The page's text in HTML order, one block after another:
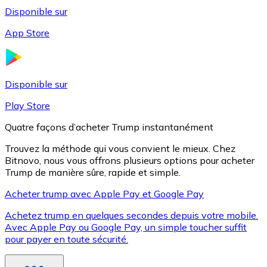
XRP
XRP
Disponible sur
App Store
Disponible sur
Play Store
Quatre façons d’acheter Trump instantanément
Trouvez la méthode qui vous convient le mieux. Chez
Bitnovo, nous vous offrons plusieurs options pour acheter
Trump de manière sûre, rapide et simple.
Acheter trump avec Apple Pay et Google Pay
Achetez trump en quelques secondes depuis votre mobile.
Avec Apple Pay ou Google Pay, un simple toucher suffit
pour payer en toute sécurité.